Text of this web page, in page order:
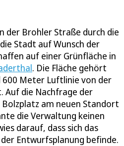
der Brohler Straße durch die
Stadt auf Wunsch der
auf einer Grünfläche in
. Die Fläche gehört
Meter Luftlinie von der
die Nachfrage der
am neuen Standort
die Verwaltung keinen
darauf, dass sich das
Entwurfsplanung befinde.